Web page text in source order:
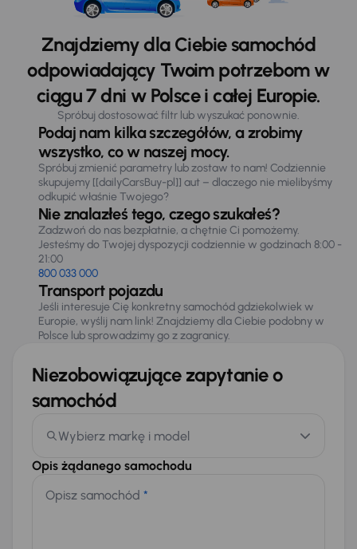
Znajdziemy dla Ciebie samochód
odpowiadający Twoim potrzebom w
ciągu 7 dni w Polsce i całej Europie.
Spróbuj dostosować filtr lub wyszukać ponownie.
Podaj nam kilka szczegółów, a zrobimy
wszystko, co w naszej mocy.
Spróbuj zmienić parametry lub zostaw to nam! Codziennie
skupujemy [[dailyCarsBuy-pl]] aut – dlaczego nie mielibyśmy
odkupić właśnie Twojego?
Nie znalazłeś tego, czego szukałeś?
Zadzwoń do nas bezpłatnie, a chętnie Ci pomożemy.
Jesteśmy do Twojej dyspozycji codziennie w godzinach 8:00 -
21:00
800 033 000
Transport pojazdu
Jeśli interesuje Cię konkretny samochód gdziekolwiek w
Europie, wyślij nam link! Znajdziemy dla Ciebie podobny w
Polsce lub sprowadzimy go z zagranicy.
Niezobowiązujące zapytanie o
samochód
Wybierz markę i model
Opis żądanego samochodu
Opisz samochód *